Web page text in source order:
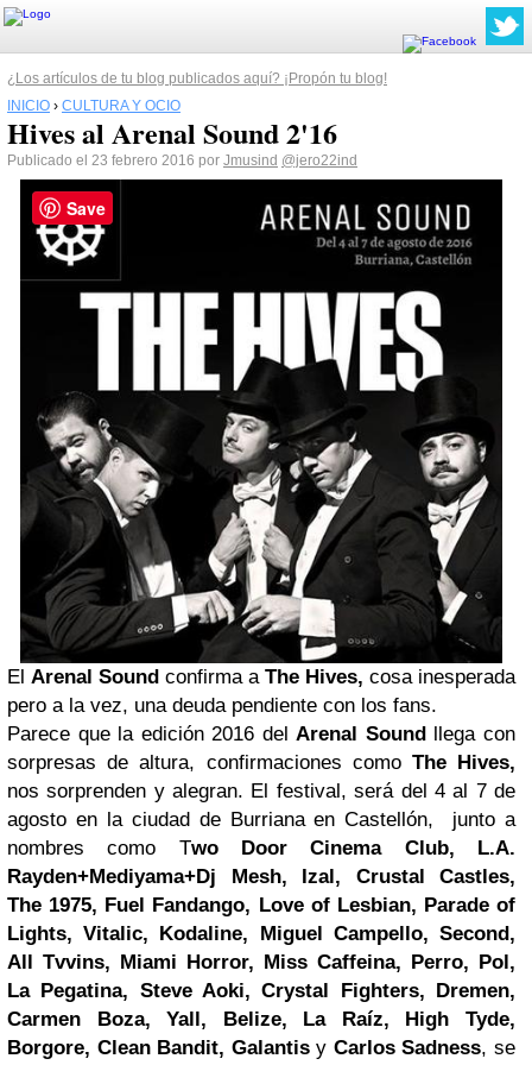
¿Los artículos de tu blog publicados aquí? ¡Propón tu blog!
INICIO › CULTURA Y OCIO
Hives al Arenal Sound 2'16
Publicado el 23 febrero 2016 por Jmusind @jero22ind
El Arenal Sound confirma a The Hives, cosa inesperada
pero a la vez, una deuda pendiente con los fans.
Parece que la edición 2016 del Arenal Sound llega con
sorpresas de altura, confirmaciones como The Hives,
nos sorprenden y alegran. El festival, será del 4 al 7 de
agosto en la ciudad de Burriana en Castellón, junto a
nombres como Two Door Cinema Club, L.A.
Rayden+Mediyama+Dj Mesh, Izal, Crustal Castles,
The 1975, Fuel Fandango, Love of Lesbian, Parade of
Lights, Vitalic, Kodaline, Miguel Campello, Second,
All Tvvins, Miami Horror, Miss Caffeina, Perro, Pol,
La Pegatina, Steve Aoki, Crystal Fighters, Dremen,
Carmen Boza, Yall, Belize, La Raíz, High Tyde,
Borgore, Clean Bandit, Galantisy Carlos Sadness, se
Save